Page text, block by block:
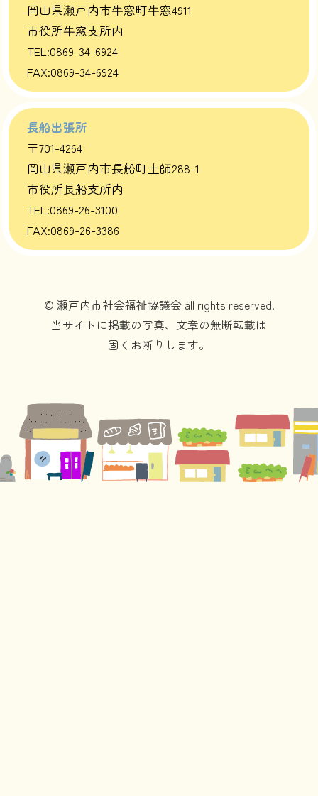
岡山県瀬戸内市牛窓町牛窓4911
市役所牛窓支所内
TEL:0869-34-6924
FAX:0869-34-6924
長船出張所
〒701-4264
岡山県瀬戸内市長船町土師288-1
市役所長船支所内
TEL:0869-26-3100
FAX:0869-26-3386
© 瀬戸内市社会福祉協議会 all rights reserved.
当サイトに掲載の写真、文章の無断転載は
固くお断りします。